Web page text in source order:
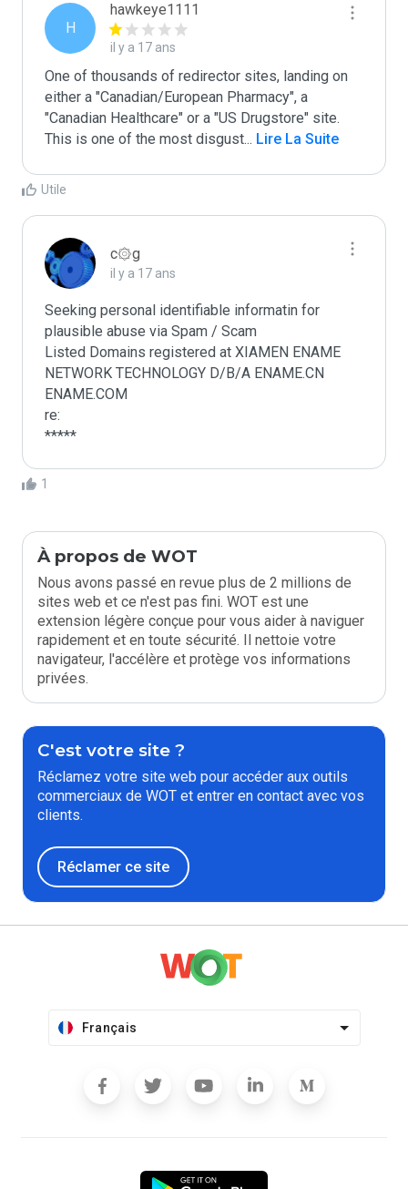
H
hawkeye1111
il y a 17 ans
One of thousands of redirector sites, landing on
either a "Canadian/European Pharmacy", a
"Canadian Healthcare" or a "US Drugstore" site.
This is one of the most disgust... Lire La Suite
Utile
c۞g
il y a 17 ans
Seeking personal identifiable informatin for
plausible abuse via Spam / Scam
Listed Domains registered at XIAMEN ENAME
NETWORK TECHNOLOGY D/B/A ENAME.CN
ENAME.COM
re:
*****
1
À propos de WOT
Nous avons passé en revue plus de 2 millions de
sites web et ce n'est pas fini. WOT est une
extension légère conçue pour vous aider à naviguer
rapidement et en toute sécurité. Il nettoie votre
navigateur, l'accélère et protège vos informations
privées.
C'est votre site ?
Réclamez votre site web pour accéder aux outils
commerciaux de WOT et entrer en contact avec vos
clients.
Réclamer ce site
Français